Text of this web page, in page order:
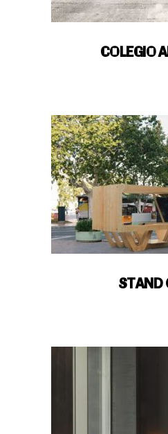
COLEGIO
STAND